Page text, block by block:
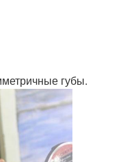
губы.